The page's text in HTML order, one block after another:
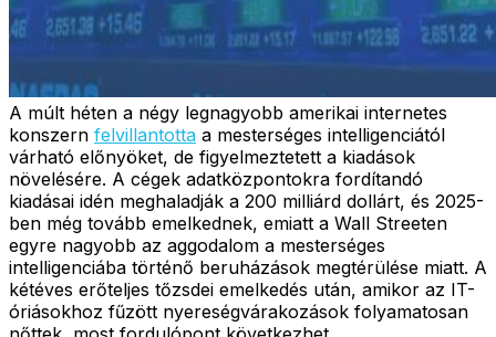
A múlt héten a négy legnagyobb amerikai internetes
konszern felvillantotta a mesterséges intelligenciától
várható előnyöket, de figyelmeztetett a kiadások
növelésére. A cégek adatközpontokra fordítandó
kiadásai idén meghaladják a 200 milliárd dollárt, és 2025-
ben még tovább emelkednek, emiatt a Wall Streeten
egyre nagyobb az aggodalom a mesterséges
intelligenciába történő beruházások megtérülése miatt. A
kétéves erőteljes tőzsdei emelkedés után, amikor az IT-
óriásokhoz fűzött nyereségvárakozások folyamatosan